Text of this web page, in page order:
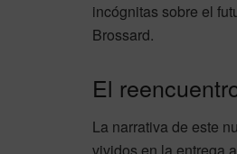
incógnitas sobre el
Brossard.
El
La narrativa de este
vividos en la entrega